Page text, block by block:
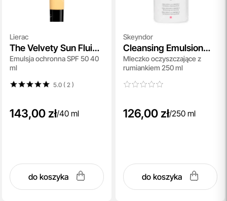
Lierac
The Velvety Sun Fluid
SPF 50+
Emulsja ochronna SPF 50 40
ml
5.0 ( 2 )
143,00 zł/40 ml
do koszyka
Skeyndor
Cleansing Emulsion
with Camomile
Mleczko oczyszczające z
rumiankiem 250 ml
126,00 zł/250 ml
do koszyka